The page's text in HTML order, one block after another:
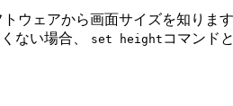
ウェアから画面サイズを知りま
ない場合、
set height コマンドと